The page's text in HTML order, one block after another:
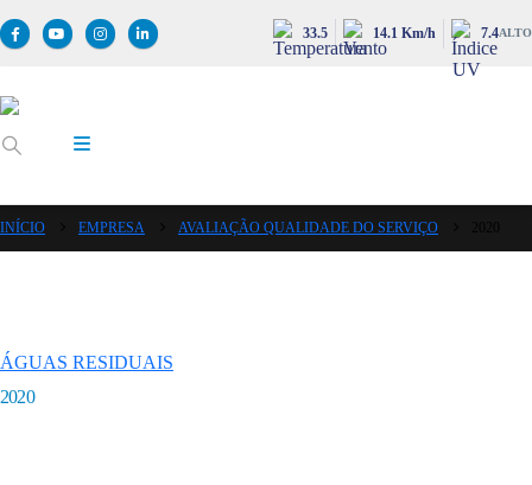
33.5 14.1 Km/h 7.4ALTO
INÍCIO EMPRESA AVALIAÇÃO QUALIDADE DO SERVIÇO
ÁGUAS RESIDUAIS
2020